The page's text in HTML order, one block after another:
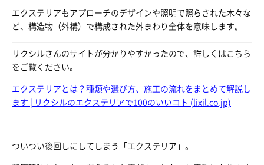
エクステリアもアプローチのデザインや照明で照らされた木々な
ど、構造物（外構）で構成された外まわり全体を意味します。
リクシルさんのサイトが分かりやすかったので、詳しくはこちら
をご覧ください。
エクステリアとは？種類や選び方、施工の流れをまとめて解説し
ます | リクシルのエクステリアで100のいいコト (lixil.co.jp)
ついつい後回しにしてしまう「エクステリア」。